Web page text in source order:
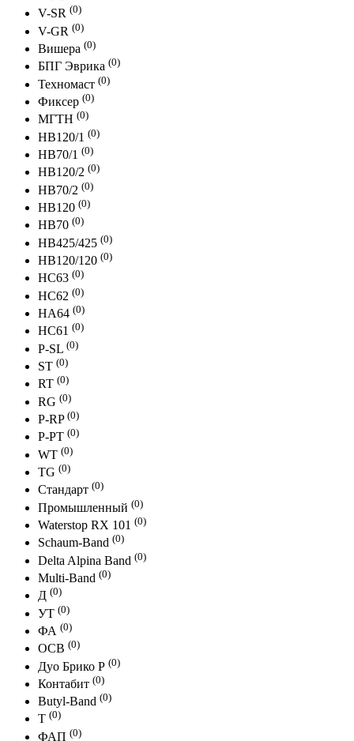
V-SR (0)
V-GR (0)
Вишера (0)
БПГ Эврика (0)
Техномаст (0)
Фиксер (0)
МГТН (0)
HB120/1 (0)
HB70/1 (0)
HB120/2 (0)
HB70/2 (0)
HB120 (0)
HB70 (0)
HB425/425 (0)
HB120/120 (0)
HC63 (0)
HC62 (0)
HA64 (0)
HC61 (0)
P-SL (0)
ST (0)
RT (0)
RG (0)
P-RP (0)
P-PT (0)
WT (0)
TG (0)
Стандарт (0)
Промышленный (0)
Waterstop RX 101 (0)
Schaum-Band (0)
Delta Alpina Band (0)
Multi-Band (0)
Д (0)
УТ (0)
ФА (0)
ОСВ (0)
Дуо Брико Р (0)
Контабит (0)
Butyl-Band (0)
Т (0)
ФАП (0)